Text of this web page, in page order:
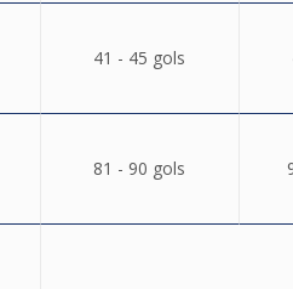
41 - 45 gols
81 - 90 gols